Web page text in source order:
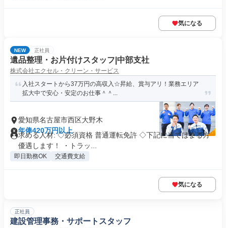
気になる
NEW 正社員
遺品整理・お片付けスタッフ|中部支社
株式会社エクセル・クリーン・サービス
入社スタートから37万円の高収入☆昇給、賞与アリ！業務エリア
拡大中で安心・安定のお仕事＾＾...
愛知県名古屋市西区大野木
年俸420万円以上
求める人材: ◇必須資格 普通運転免許 ◇下記に当てはまる方
優遇します！ ・トラッ...
即日勤務OK 交通費支給
気になる
正社員
建設管理事務・サポートスタッフ